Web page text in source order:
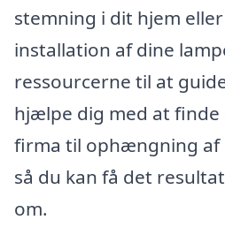
stemning i dit hjem
installation af dine
ressourcerne til at
hjælpe dig med at
firma til ophængning af
så du kan få det
om.